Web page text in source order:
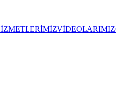
VİDEOLARIMIZ